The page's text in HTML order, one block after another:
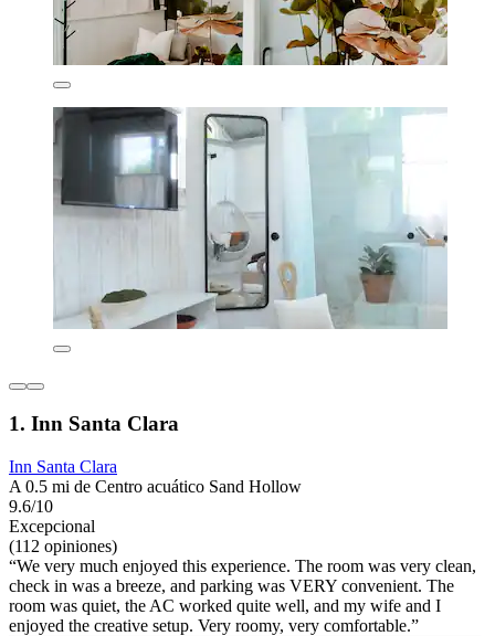
1. Inn Santa Clara
Inn Santa Clara
A 0.5 mi de Centro acuático Sand Hollow
9.6/10
Excepcional
(112 opiniones)
“We very much enjoyed this experience. The room was very clean,
check in was a breeze, and parking was VERY convenient. The
room was quiet, the AC worked quite well, and my wife and I
enjoyed the creative setup. Very roomy, very comfortable.”